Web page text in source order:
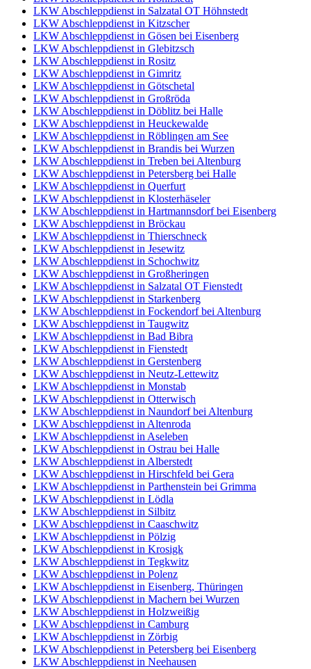
LKW Abschleppdienst in Salzatal OT Höhnstedt
LKW Abschleppdienst in Kitzscher
LKW Abschleppdienst in Gösen bei Eisenberg
LKW Abschleppdienst in Glebitzsch
LKW Abschleppdienst in Rositz
LKW Abschleppdienst in Gimritz
LKW Abschleppdienst in Götschetal
LKW Abschleppdienst in Großröda
LKW Abschleppdienst in Döblitz bei Halle
LKW Abschleppdienst in Heuckewalde
LKW Abschleppdienst in Röblingen am See
LKW Abschleppdienst in Brandis bei Wurzen
LKW Abschleppdienst in Treben bei Altenburg
LKW Abschleppdienst in Petersberg bei Halle
LKW Abschleppdienst in Querfurt
LKW Abschleppdienst in Klosterhäseler
LKW Abschleppdienst in Hartmannsdorf bei Eisenberg
LKW Abschleppdienst in Bröckau
LKW Abschleppdienst in Thierschneck
LKW Abschleppdienst in Jesewitz
LKW Abschleppdienst in Schochwitz
LKW Abschleppdienst in Großheringen
LKW Abschleppdienst in Salzatal OT Fienstedt
LKW Abschleppdienst in Starkenberg
LKW Abschleppdienst in Fockendorf bei Altenburg
LKW Abschleppdienst in Taugwitz
LKW Abschleppdienst in Bad Bibra
LKW Abschleppdienst in Fienstedt
LKW Abschleppdienst in Gerstenberg
LKW Abschleppdienst in Neutz-Lettewitz
LKW Abschleppdienst in Monstab
LKW Abschleppdienst in Otterwisch
LKW Abschleppdienst in Naundorf bei Altenburg
LKW Abschleppdienst in Altenroda
LKW Abschleppdienst in Aseleben
LKW Abschleppdienst in Ostrau bei Halle
LKW Abschleppdienst in Alberstedt
LKW Abschleppdienst in Hirschfeld bei Gera
LKW Abschleppdienst in Parthenstein bei Grimma
LKW Abschleppdienst in Lödla
LKW Abschleppdienst in Silbitz
LKW Abschleppdienst in Caaschwitz
LKW Abschleppdienst in Pölzig
LKW Abschleppdienst in Krosigk
LKW Abschleppdienst in Tegkwitz
LKW Abschleppdienst in Polenz
LKW Abschleppdienst in Eisenberg, Thüringen
LKW Abschleppdienst in Machern bei Wurzen
LKW Abschleppdienst in Holzweißig
LKW Abschleppdienst in Camburg
LKW Abschleppdienst in Zörbig
LKW Abschleppdienst in Petersberg bei Eisenberg
LKW Abschleppdienst in Neehausen